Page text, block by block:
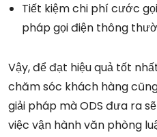
Tiết kiệm chi phí cước
pháp gọi điện thông
Vậy, để đạt hiệu quả tốt
chăm sóc khách hàng
giải pháp mà ODS đưa ra
việc vận hành văn phòng